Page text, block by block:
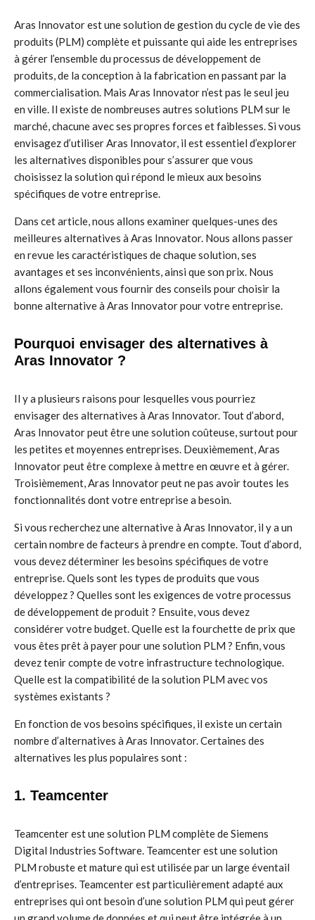
Aras Innovator est une solution de gestion du cycle de vie des
produits (PLM) complète et puissante qui aide les entreprises
à gérer l’ensemble du processus de développement de
produits, de la conception à la fabrication en passant par la
commercialisation. Mais Aras Innovator n’est pas le seul jeu
en ville. Il existe de nombreuses autres solutions PLM sur le
marché, chacune avec ses propres forces et faiblesses. Si vous
envisagez d’utiliser Aras Innovator, il est essentiel d’explorer
les alternatives disponibles pour s’assurer que vous
choisissez la solution qui répond le mieux aux besoins
spécifiques de votre entreprise.
Dans cet article, nous allons examiner quelques-unes des
meilleures alternatives à Aras Innovator. Nous allons passer
en revue les caractéristiques de chaque solution, ses
avantages et ses inconvénients, ainsi que son prix. Nous
allons également vous fournir des conseils pour choisir la
bonne alternative à Aras Innovator pour votre entreprise.
Pourquoi envisager des alternatives à
Aras Innovator ?
Il y a plusieurs raisons pour lesquelles vous pourriez
envisager des alternatives à Aras Innovator. Tout d’abord,
Aras Innovator peut être une solution coûteuse, surtout pour
les petites et moyennes entreprises. Deuxièmement, Aras
Innovator peut être complexe à mettre en œuvre et à gérer.
Troisièmement, Aras Innovator peut ne pas avoir toutes les
fonctionnalités dont votre entreprise a besoin.
Si vous recherchez une alternative à Aras Innovator, il y a un
certain nombre de facteurs à prendre en compte. Tout d’abord,
vous devez déterminer les besoins spécifiques de votre
entreprise. Quels sont les types de produits que vous
développez ? Quelles sont les exigences de votre processus
de développement de produit ? Ensuite, vous devez
considérer votre budget. Quelle est la fourchette de prix que
vous êtes prêt à payer pour une solution PLM ? Enfin, vous
devez tenir compte de votre infrastructure technologique.
Quelle est la compatibilité de la solution PLM avec vos
systèmes existants ?
En fonction de vos besoins spécifiques, il existe un certain
nombre d’alternatives à Aras Innovator. Certaines des
alternatives les plus populaires sont :
1. Teamcenter
Teamcenter est une solution PLM complète de Siemens
Digital Industries Software. Teamcenter est une solution
PLM robuste et mature qui est utilisée par un large éventail
d’entreprises. Teamcenter est particulièrement adapté aux
entreprises qui ont besoin d’une solution PLM qui peut gérer